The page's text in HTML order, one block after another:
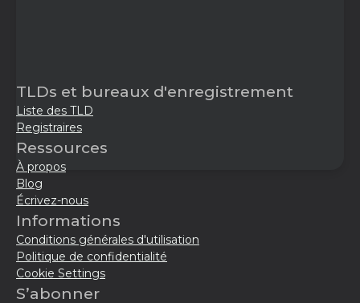
TLDs et bureaux d'enregistrement
Liste des TLD
Registraires
Ressources
À propos
Blog
Écrivez-nous
Informations
Conditions générales d'utilisation
Politique de confidentialité
Cookie Settings
S’abonner